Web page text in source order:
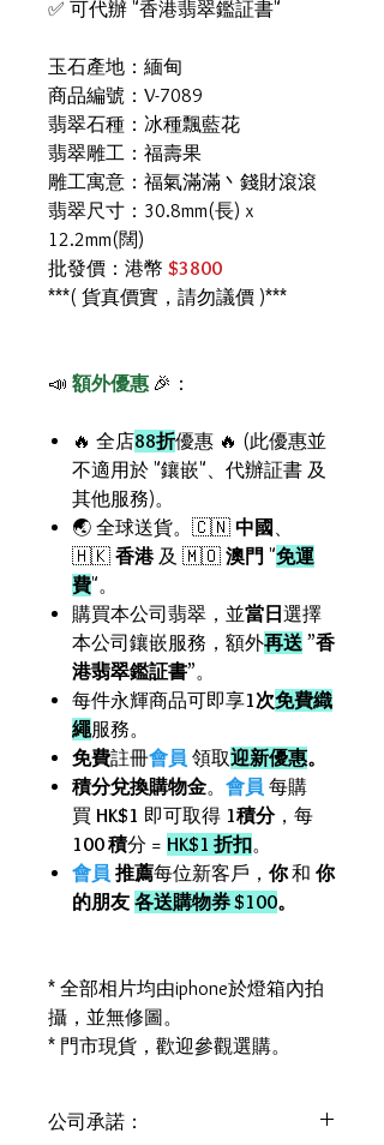
✅ 可代辦 "香港翡翠鑑証書"
玉石產地：緬甸
商品編號：V-7089
翡翠石種：冰種飄藍花
翡翠雕工：福壽果
雕工寓意：福氣滿滿丶錢財滾滾
翡翠尺寸：30.8mm(長) x
12.2mm(闊)
批發價：港幣 $3800
***( 貨真價實，請勿議價 )***
📣 額外優惠 🎉：
🔥 全店88折優惠 🔥 (此優惠並
不適用於 "鑲嵌"、代辦証書 及
其他服務)。
🌏 全球送貨。🇨🇳 中國 、
🇭🇰 香港及 🇲🇴 澳門 "免運
費"。
購買本公司翡翠，並當日 選擇
本公司鑲嵌服務，額外再送 ”香
港翡翠鑑証書”。
每件永輝商品可即享1次免費織
繩服務。
免費註冊會員 領取迎新優惠。
積分兌換購物金。 會員 每購
買 HK$1 即可取得 1積分，每
100 積分 = HK$1 折扣。
會員 推薦每位新客戶， 你和 你
的朋友 各送購物券 $100。
* 全部相片均由iphone於燈箱內拍
攝，並無修圖。
* 門市現貨，歡迎參觀選購。
公司承諾：